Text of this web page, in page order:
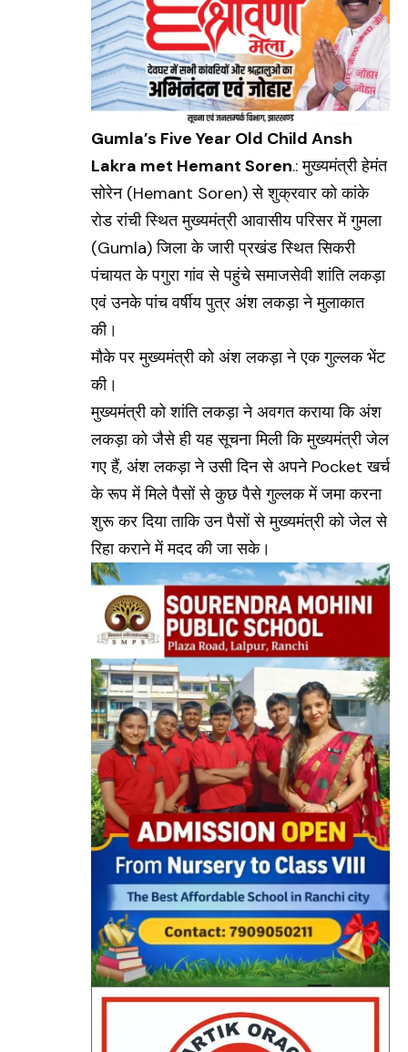
Gumla’s Five Year Old Child Ansh
Lakra met Hemant Soren.: मुख्यमंत्री हेमंत
सोरेन (Hemant Soren) से शुक्रवार काे कांके
रोड रांची स्थित मुख्यमंत्री आवासीय परिसर में गुमला
(Gumla) जिला के जारी प्रखंड स्थित सिकरी
पंचायत के पगुरा गांव से पहुंचे समाजसेवी शांति लकड़ा
एवं उनके पांच वर्षीय पुत्र अंश लकड़ा ने मुलाकात
की।
मौके पर मुख्यमंत्री को अंश लकड़ा ने एक गुल्लक भेंट
की।
मुख्यमंत्री को शांति लकड़ा ने अवगत कराया कि अंश
लकड़ा को जैसे ही यह सूचना मिली कि मुख्यमंत्री जेल
गए हैं, अंश लकड़ा ने उसी दिन से अपने Pocket खर्च
के रूप में मिले पैसों से कुछ पैसे गुल्लक में जमा करना
शुरू कर दिया ताकि उन पैसों से मुख्यमंत्री को जेल से
रिहा कराने में मदद की जा सके।